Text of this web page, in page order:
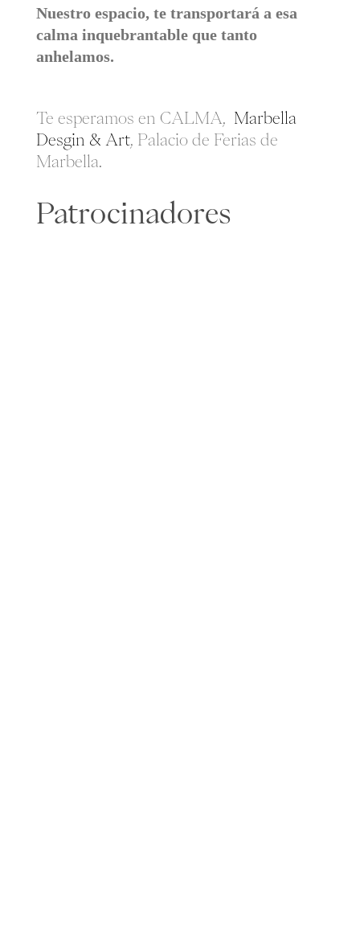
Nuestro espacio, te transportará a esa
calma inquebrantable que tanto
anhelamos.
Te esperamos en CALMA, Marbella
Desgin & Art, Palacio de Ferias de
Marbella.
Patrocinadores